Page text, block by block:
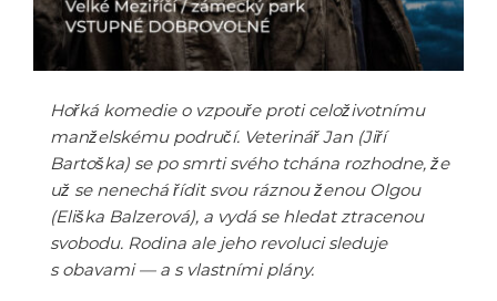
Hořká komedie o vzpouře proti celoživotnímu
manželskému područí. Veterinář Jan (Jiří
Bartoška) se po smrti svého tchána rozhodne, že
už se nenechá řídit svou ráznou ženou Olgou
(Eliška Balzerová), a vydá se hledat ztracenou
svobodu. Rodina ale jeho revoluci sleduje
s obavami — a s vlastními plány.